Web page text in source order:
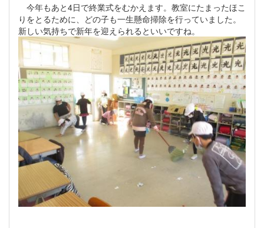
今年もあと4日で終業式をむかえます。教室にたまったほこ
りをとるために、どの子も一生懸命掃除を行っていました。
新しい気持ちで新年を迎えられるといいですね。